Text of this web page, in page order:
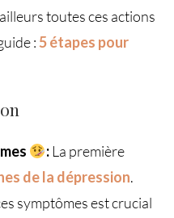
toutes ces actions
:5 étapes pour
:La première
de la dépression.
symptômes est crucial